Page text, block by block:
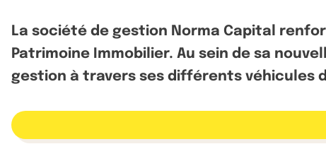
La société de gestion Norma Capital
Patrimoine Immobilier. Au sein de sa
gestion à travers ses différents véhicules